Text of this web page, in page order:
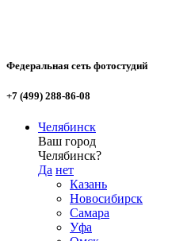
Федеральная сеть фотостудий
+7 (499) 288-86-08
Челябинск
Ваш город
Челябинск?
Да нет
Казань
Новосибирск
Самара
Уфа